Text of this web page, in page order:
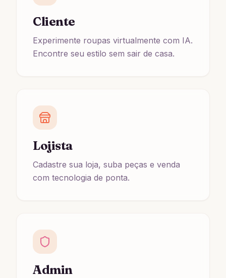
Cliente
Experimente roupas virtualmente com IA.
Encontre seu estilo sem sair de casa.
Lojista
Cadastre sua loja, suba peças e venda
com tecnologia de ponta.
Admin